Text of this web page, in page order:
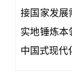
接国家发展
实地锤炼本
中国式现代